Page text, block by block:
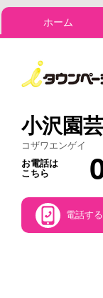
ホーム
小沢園芸
コザワエンゲイ
お電話は
こちら
電話する